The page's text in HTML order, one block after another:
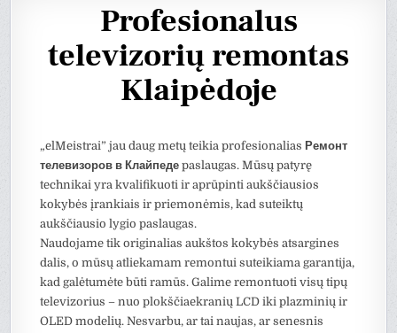
Profesionalus
televizorių remontas
Klaipėdoje
„elMeistrai” jau daug metų teikia profesionalias Ремонт
телевизоров в Клайпеде paslaugas. Mūsų patyrę
technikai yra kvalifikuoti ir aprūpinti aukščiausios
kokybės įrankiais ir priemonėmis, kad suteiktų
aukščiausio lygio paslaugas.
Naudojame tik originalias aukštos kokybės atsargines
dalis, o mūsų atliekamam remontui suteikiama garantija,
kad galėtumėte būti ramūs. Galime remontuoti visų tipų
televizorius – nuo plokščiaekranių LCD iki plazminių ir
OLED modelių. Nesvarbu, ar tai naujas, ar senesnis